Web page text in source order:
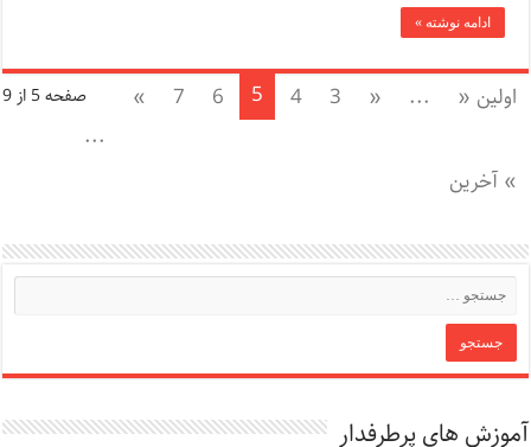
ادامه نوشته »
صفحه 5 از 9 اولین « ...
«
3
4
5
6
7
»
...
» آخرین
آموزش های پرطرفدار